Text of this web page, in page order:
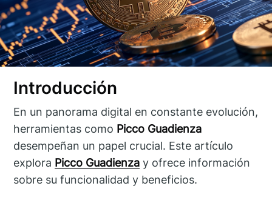
Introducción
En un panorama digital en constante evolución,
herramientas como Picco Guadienza
desempeñan un papel crucial. Este artículo
explora Picco Guadienza y ofrece información
sobre su funcionalidad y beneficios.